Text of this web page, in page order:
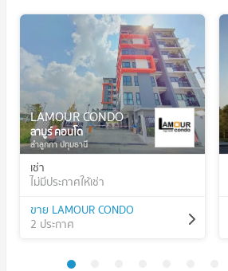
LAMOUR CONDO
ลามูร์ คอนโด
ลำลูกกา ปทุมธานี
เช่า
ไม่มีประกาศให้เช่า
ขาย LAMOUR CONDO
2 ประกาศ